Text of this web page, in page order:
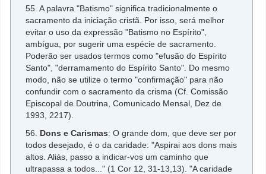
55. A palavra "Batismo" significa tradicionalmente o
sacramento da iniciação cristã. Por isso, será melhor
evitar o uso da expressão "Batismo no Espírito",
ambígua, por sugerir uma espécie de sacramento.
Poderão ser usados termos como "efusão do Espírito
Santo", "derramamento do Espírito Santo". Do mesmo
modo, não se utilize o termo "confirmação" para não
confundir com o sacramento da crisma (Cf. Comissão
Episcopal de Doutrina, Comunicado Mensal, Dez de
1993, 2217).
56. Dons e Carismas: O grande dom, que deve ser por
todos desejado, é o da caridade: "Aspirai aos dons mais
altos. Aliás, passo a indicar-vos um caminho que
ultrapassa a todos..." (1 Cor 12, 31-13,13). "A caridade